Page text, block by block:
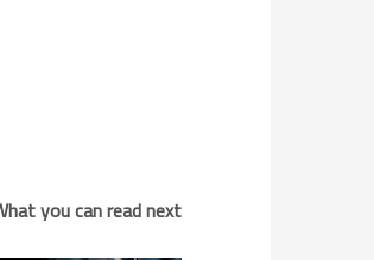
you can read next